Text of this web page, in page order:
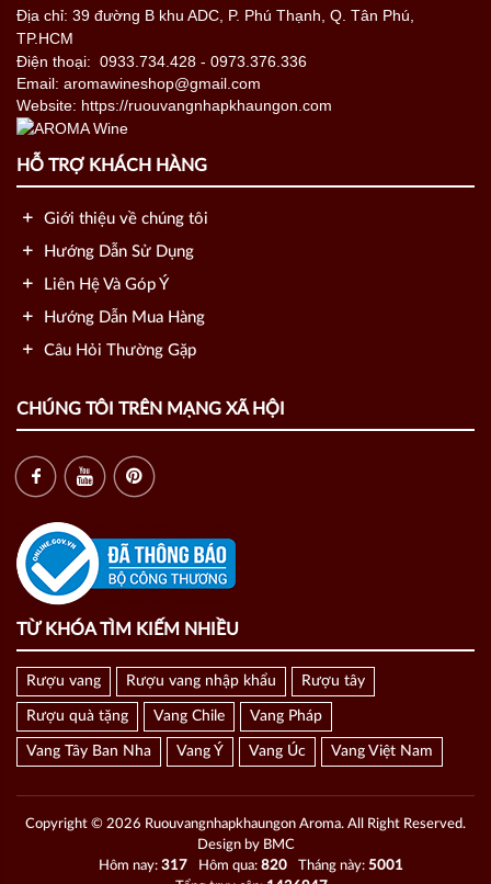
Địa chỉ: 39 đường B khu ADC, P. Phú Thạnh, Q. Tân Phú,
TP.HCM
Điện thoại: 0933.734.428 - 0973.376.336
Email: aromawineshop@gmail.com
Website: https://ruouvangnhapkhaungon.com
HỖ TRỢ KHÁCH HÀNG
Giới thiệu về chúng tôi
Hướng Dẫn Sử Dụng
Liên Hệ Và Góp Ý
Hướng Dẫn Mua Hàng
Câu Hỏi Thường Gặp
CHÚNG TÔI TRÊN MẠNG XÃ HỘI
TỪ KHÓA TÌM KIẾM NHIỀU
Rượu vang Rượu vang nhập khẩu Rượu tây
Rượu quà tặng Vang Chile Vang Pháp
Vang Tây Ban Nha Vang Ý Vang Úc Vang Việt Nam
Copyright © 2026 Ruouvangnhapkhaungon Aroma. All Right Reserved.
Design by BMC
Hôm nay: 317 Hôm qua: 820 Tháng này: 5001